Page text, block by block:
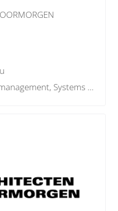
BIM visie, Projectmanagement, Systems Engineering